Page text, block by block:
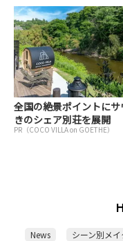
全国の絶景ポイントに
きのシェア別荘を展開
PR（COCO VILLA on GOETHE）
News シーン別メイ